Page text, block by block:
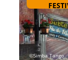
©Simba Tango